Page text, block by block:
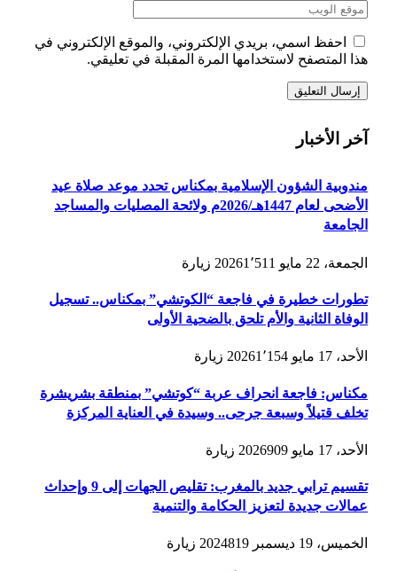
احفظ اسمي، بريدي الإلكتروني، والموقع الإلكتروني في
هذا المتصفح لاستخدامها المرة المقبلة في تعليقي.
آخر الأخبار
مندوبية الشؤون الإسلامية بمكناس تحدد موعد صلاة عيد
الأضحى لعام 1447هـ/2026م ولائحة المصليات والمساجد
الجامعة
الجمعة، 22 مايو 2026 1٬511 زيارة
تطورات خطيرة في فاجعة “الكوتشي” بمكناس.. تسجيل
الوفاة الثانية والأم تلحق بالضحية الأولى
الأحد، 17 مايو 2026 1٬154 زيارة
مكناس: فاجعة انحراف عربة “كوتشي” بمنطقة بشريشرة
تخلف قتيلاً وسبعة جرحى.. وسيدة في العناية المركزة
الأحد، 17 مايو 2026 909 زيارة
تقسيم ترابي جديد بالمغرب: تقليص الجهات إلى 9 وإحداث
عمالات جديدة لتعزيز الحكامة والتنمية
الخميس، 19 ديسمبر 2024 819 زيارة